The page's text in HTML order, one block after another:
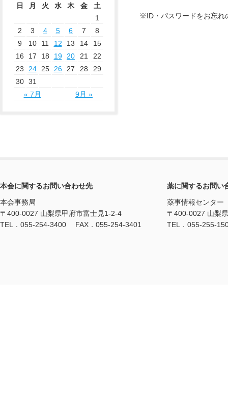
日
月 火 水 木 金
土
1
2
3 4 5 6 7
8
9
10 11 12 13 14
15
16
17 18 19 20 21
22
23
24 25 26 27 28
29
30 31
« 7月
9月 »
※ID・パスワードをお忘れ
本会に関するお問い合わせ先
本会事務局
〒400-0027 山梨県甲府市富士見1-2-4
TEL．055-254-3400 FAX．055-254-3401
薬に関するお問い
薬事情報センター
〒400-0027 山梨
TEL．055-255-